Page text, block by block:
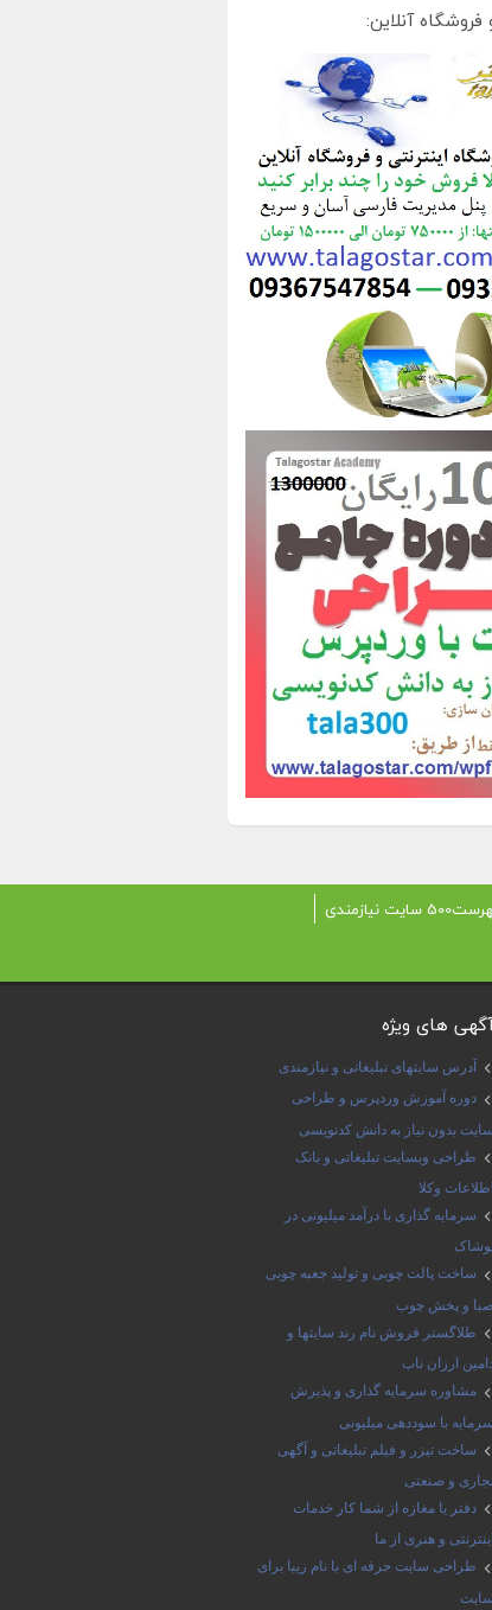
آنلاین:
سایت نیازمندی
های ویژه
آدرس سایتهای تبلیغاتی و نیازمندی
دوره آموزش وردپرس و طراحی
سایت بدون نیاز به دانش کدنویسی
طراحی وبسایت تبلیغاتی و بانک
اطلاعات وکلا
سرمایه گذاری با درآمد میلیونی در
ساخت پالت چوبی و تولید جعبه چوبی
و پخش چوب
طلاگستر فروش نام رند سایتها و
ارزان ناب
مشاوره سرمایه گذاری و پذیرش
سرمایه با سوددهی میلیونی
ساخت تیزر و فیلم تبلیغاتی و آگهی
و صنعتی
دفتر یا مغازه از شما کار خدمات
اینترنتی و هنری از ما
طراحی سایت حرفه ای با نام زیبا برای
سایت